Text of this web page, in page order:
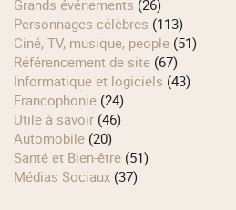
Grands événements (26)
Personnages célèbres (113)
Ciné, TV, musique, people (51)
Référencement de site (67)
Informatique et logiciels (43)
Francophonie (24)
Utile à savoir (46)
Automobile (20)
Santé et Bien-être (51)
Médias Sociaux (37)